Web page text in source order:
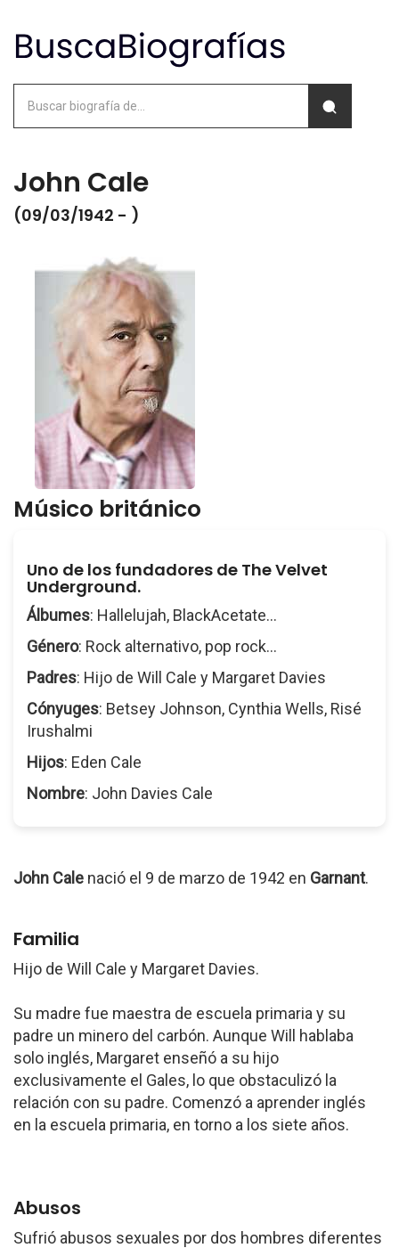
John Cale
(09/03/1942 - )
Músico británico
Uno de los fundadores de The Velvet
Underground.
Álbumes: Hallelujah, BlackAcetate...
Género: Rock alternativo, pop rock...
Padres: Hijo de Will Cale y Margaret Davies
Cónyuges: Betsey Johnson, Cynthia Wells, Risé
Irushalmi
Hijos: Eden Cale
Nombre: John Davies Cale
John Cale nació el 9 de marzo de 1942 en Garnant.
Familia
Hijo de Will Cale y Margaret Davies.
Su madre fue maestra de escuela primaria y su
padre un minero del carbón. Aunque Will hablaba
solo inglés, Margaret enseñó a su hijo
exclusivamente el Gales, lo que obstaculizó la
relación con su padre. Comenzó a aprender inglés
en la escuela primaria, en torno a los siete años.
Abusos
Sufrió abusos sexuales por dos hombres diferentes